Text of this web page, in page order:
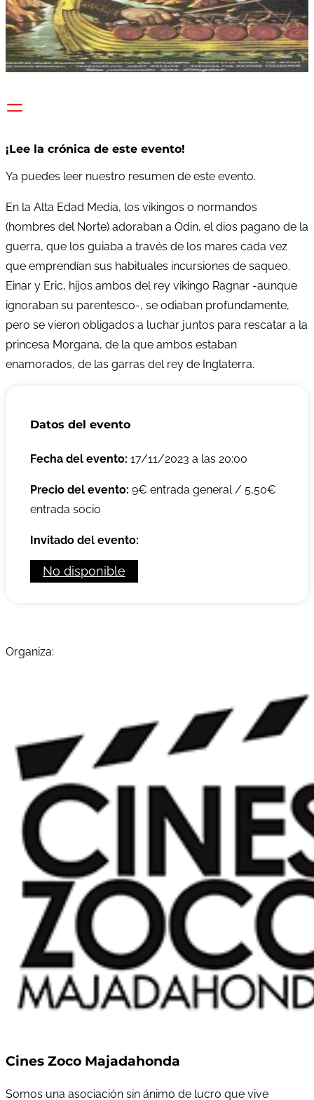
=
¡Lee la crónica de este evento!
Ya puedes leer nuestro resumen de este evento.
En la Alta Edad Media, los vikingos o normandos
(hombres del Norte) adoraban a Odin, el dios pagano de la
guerra, que los guiaba a través de los mares cada vez
que emprendían sus habituales incursiones de saqueo.
Einar y Eric, hijos ambos del rey vikingo Ragnar -aunque
ignoraban su parentesco-, se odiaban profundamente,
pero se vieron obligados a luchar juntos para rescatar a la
princesa Morgana, de la que ambos estaban
enamorados, de las garras del rey de Inglaterra.
Datos del evento
Fecha del evento: 17/11/2023 a las 20:00
Precio del evento: 9€ entrada general / 5,50€
entrada socio
Invitado del evento:
No disponible
Organiza:
Cines Zoco Majadahonda
Somos una asociación sin ánimo de lucro que vive